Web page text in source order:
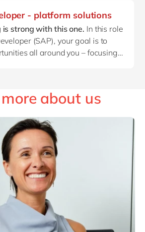
- platform solutions
strong with this one. In this role
(SAP), your goal is to
all around you – focusing
#peopleofdelaware.
about us